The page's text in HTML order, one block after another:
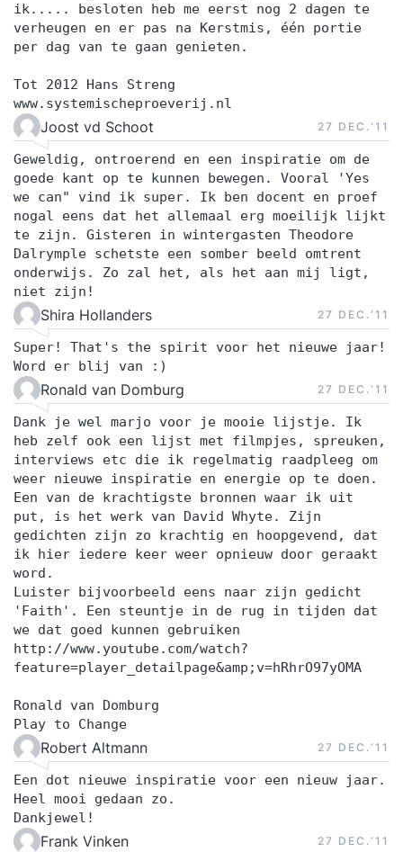
ik..... besloten heb me eerst nog 2 dagen te
verheugen en er pas na Kerstmis, één portie
per dag van te gaan genieten.
Tot 2012 Hans Streng
www.systemischeproeverij.nl
Joost vd Schoot 27 DEC.‘11
Geweldig, ontroerend en een inspiratie om de
goede kant op te kunnen bewegen. Vooral 'Yes
we can" vind ik super. Ik ben docent en proef
nogal eens dat het allemaal erg moeilijk lijkt
te zijn. Gisteren in wintergasten Theodore
Dalrymple schetste een somber beeld omtrent
onderwijs. Zo zal het, als het aan mij ligt,
niet zijn!
Shira Hollanders 27 DEC.‘11
Super! That's the spirit voor het nieuwe jaar!
Word er blij van :)
Ronald van Domburg 27 DEC.‘11
Dank je wel marjo voor je mooie lijstje. Ik
heb zelf ook een lijst met filmpjes, spreuken,
interviews etc die ik regelmatig raadpleeg om
weer nieuwe inspiratie en energie op te doen.
Een van de krachtigste bronnen waar ik uit
put, is het werk van David Whyte. Zijn
gedichten zijn zo krachtig en hoopgevend, dat
ik hier iedere keer weer opnieuw door geraakt
word.
Luister bijvoorbeeld eens naar zijn gedicht
'Faith'. Een steuntje in de rug in tijden dat
we dat goed kunnen gebruiken
http://www.youtube.com/watch?
feature=player_detailpage&amp;v=hRhrO97yOMA
Ronald van Domburg
Play to Change
Robert Altmann 27 DEC.‘11
Een dot nieuwe inspiratie voor een nieuw jaar.
Heel mooi gedaan zo.
Dankjewel!
Frank Vinken 27 DEC.‘11